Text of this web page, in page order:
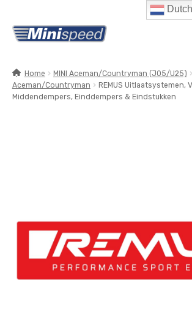
Ga
door
navigatie
Ga
naar
inhoud
PRODUCTEN
Home MINI Aceman/Countryman (J05/U25)
Aceman/Countryman
REMUS Uitlaatsystemen,
Middendempers, Einddempers & Eindstukken
Dutch